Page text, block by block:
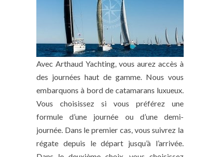
Avec Arthaud Yachting, vous aurez accès à
des journées haut de gamme. Nous vous
embarquons à bord de catamarans luxueux.
Vous choisissez si vous préférez une
formule d’une journée ou d’une demi-
journée. Dans le premier cas, vous suivrez la
régate depuis le départ jusqu’à l’arrivée.